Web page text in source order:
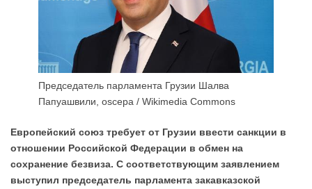
Председатель парламента Грузии Шалва
Папуашвили, oscepa / Wikimedia Commons
Европейский союз требует от Грузии ввести санкции в
отношении Российской Федерации в обмен на
сохранение безвиза. С соответствующим заявлением
выступил председатель парламента закавказской